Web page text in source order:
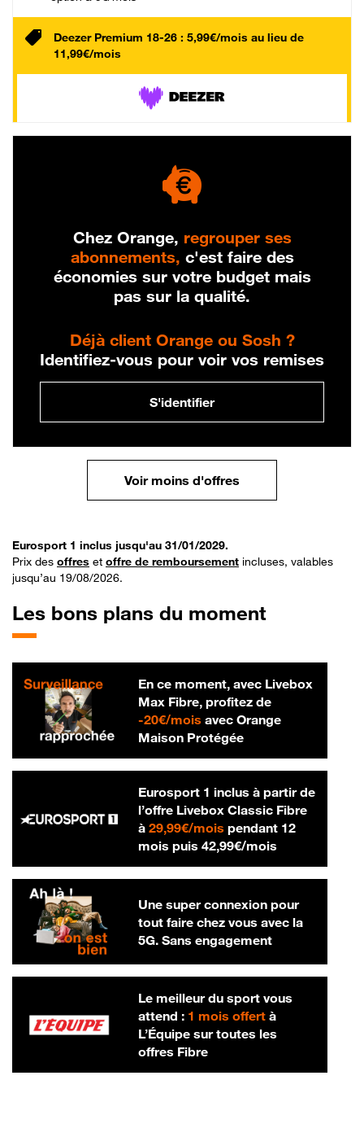
Deezer Premium 18-26 : 5,99€/mois au lieu de
11,99€/mois
Chez Orange, regrouper ses
abonnements, c'est faire des
économies sur votre budget mais
pas sur la qualité.
Déjà client Orange ou Sosh ?
Identifiez-vous pour voir vos remises
S'identifier
Voir moins d'offres
Eurosport 1 inclus jusqu'au 31/01/2029.
Prix des offres et offre de remboursement incluses, valables
jusqu’au 19/08/2026.
Les bons plans du moment
En ce moment, avec Livebox
Max Fibre, profitez de
-20€/mois20 € par mois
avec Orange
Maison Protégée
Eurosport 1 inclus à partir de
l’offre Livebox Classic Fibre
à 29,99€/mois29,99 € par mois
pendant 12
mois puis 42,99€/mois42,99 € par
Une super connexion pour
tout faire chez vous avec la
5G. Sans engagement
Le meilleur du sport vous
attend : 1 mois offertà
L’Équipe sur toutes les
offres Fibre